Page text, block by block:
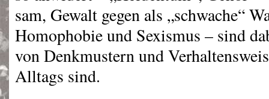
sam, Gewalt gegen als „schwache“
Homophobie und Sexismus – sind
von Denkmustern und
Alltags sind.